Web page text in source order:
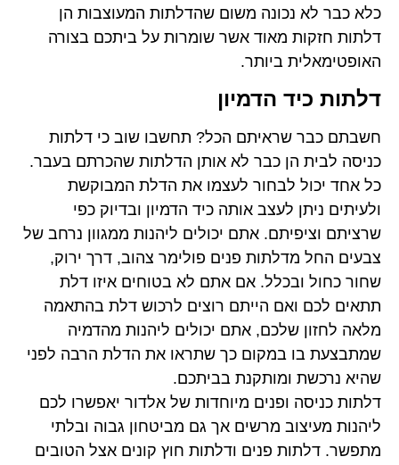
כלא כבר לא נכונה משום שהדלתות המעוצבות הן
דלתות חזקות מאוד אשר שומרות על ביתכם בצורה
האופטימאלית ביותר.
דלתות כיד הדמיון
חשבתם כבר שראיתם הכל? תחשבו שוב כי דלתות
כניסה לבית הן כבר לא אותן הדלתות שהכרתם בעבר.
כל אחד יכול לבחור לעצמו את הדלת המבוקשת
ולעיתים ניתן לעצב אותה כיד הדמיון ובדיוק כפי
שרציתם וציפיתם. אתם יכולים ליהנות ממגוון נרחב של
צבעים החל מדלתות פנים פולימר צהוב, דרך ירוק,
שחור כחול ובכלל. אם אתם לא בטוחים איזו דלת
תתאים לכם ואם הייתם רוצים לרכוש דלת בהתאמה
מלאה לחזון שלכם, אתם יכולים ליהנות מהדמיה
שמתבצעת בו במקום כך שתראו את הדלת הרבה לפני
שהיא נרכשת ומותקנת בביתכם.
דלתות כניסה ופנים מיוחדות של אלדור יאפשרו לכם
ליהנות מעיצוב מרשים אך גם מביטחון גבוה ובלתי
מתפשר. דלתות פנים ודלתות חוץ קונים אצל הטובים